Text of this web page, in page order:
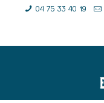
04 75 33 40 19